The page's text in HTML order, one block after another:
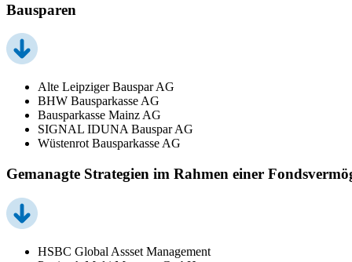
Bausparen
Alte Leipziger Bauspar AG
BHW Bausparkasse AG
Bausparkasse Mainz AG
SIGNAL IDUNA Bauspar AG
Wüstenrot Bausparkasse AG
Gemanagte Strategien im Rahmen einer
HSBC Global Assset Management